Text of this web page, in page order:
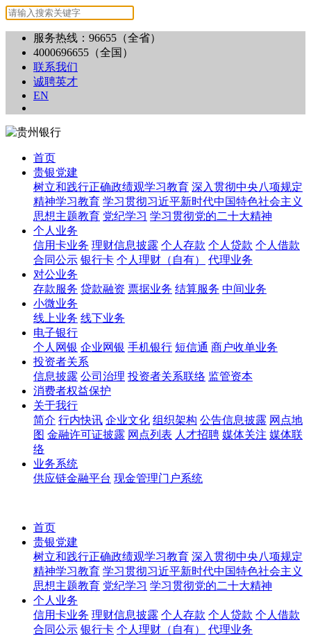
服务热线：96655（全省）
4000696655（全国）
联系我们
诚聘英才
EN
首页
贵银党建
树立和践行正确政绩观学习教育 深入贯彻中央八项规定
精神学习教育 学习贯彻习近平新时代中国特色社会主义
思想主题教育 党纪学习 学习贯彻党的二十大精神
个人业务
信用卡业务 理财信息披露 个人存款 个人贷款 个人借款
合同公示 银行卡 个人理财（自有）
代理业务
对公业务
存款服务 贷款融资 票据业务 结算服务 中间业务
小微业务
线上业务 线下业务
电子银行
个人网银 企业网银 手机银行 短信通 商户收单业务
投资者关系
信息披露 公司治理 投资者关系联络 监管资本
消费者权益保护
关于我行
简介 行内快讯 企业文化 组织架构 公告信息披露 网点地
图 金融许可证披露 网点列表 人才招聘 媒体关注 媒体联
络
业务系统
供应链金融平台 现金管理门户系统
首页
贵银党建
树立和践行正确政绩观学习教育 深入贯彻中央八项规定
精神学习教育 学习贯彻习近平新时代中国特色社会主义
思想主题教育 党纪学习 学习贯彻党的二十大精神
个人业务
信用卡业务 理财信息披露 个人存款 个人贷款 个人借款
合同公示 银行卡 个人理财（自有）
代理业务